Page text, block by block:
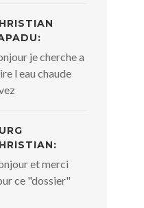
je cherche a
l eau chaude
et merci
ce "dossier"